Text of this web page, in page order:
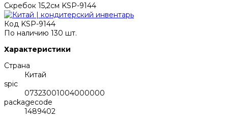
Скребок 15,2см KSP-9144
Код KSP-9144
По наличию 130 шт.
Характеристики
Страна
Китай
spic
07323001004000000
packagecode
1489402